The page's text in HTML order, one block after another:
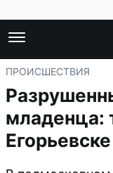
ПРОИСШЕСТВИЯ
младенца:
Егорьевске